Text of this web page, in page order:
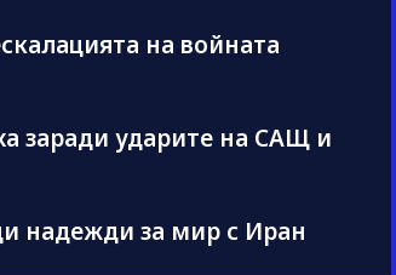
на войната
заради ударите на САЩ и
надежди за мир с Иран